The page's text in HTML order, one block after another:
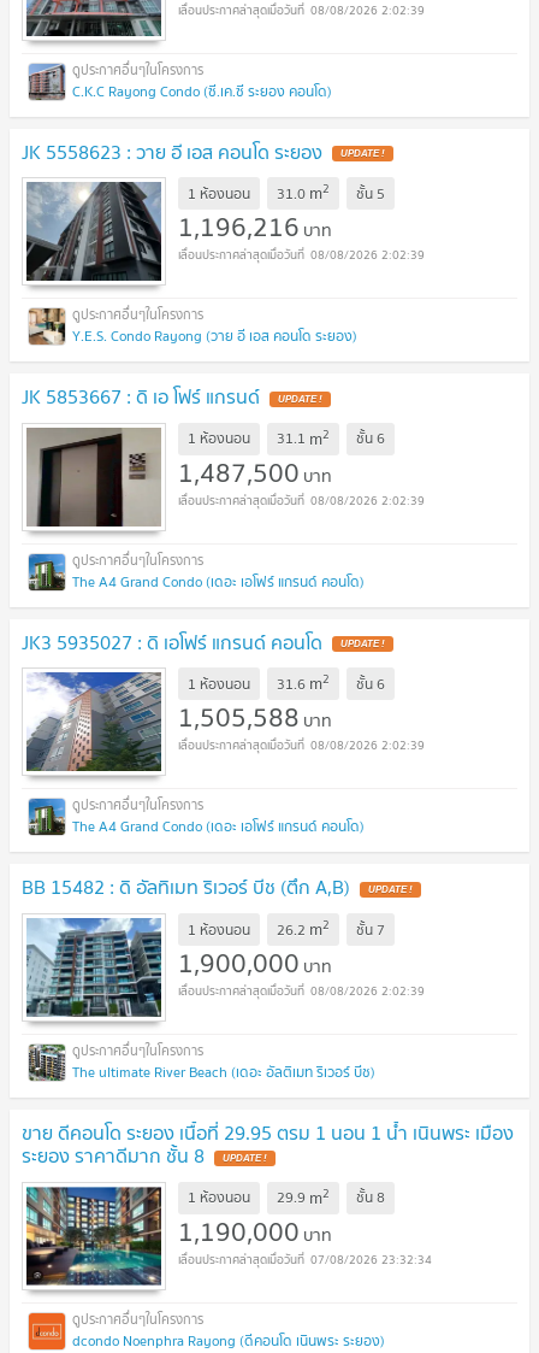
08/08/2026 2:02:39
C.K.C Rayong Condo (ซี.เค.ซี ระยอง คอนโด)
JK 5558623 : วาย อี เอส คอนโด ระยอง UPDATE !
1 ห้องนอน 31.0 m2 ชั้น 5
1,196,216 บาท
08/08/2026 2:02:39
Y.E.S. Condo Rayong (วาย อี เอส คอนโด ระยอง)
JK 5853667 : ดิ เอ โฟร์ แกรนด์ UPDATE !
1 ห้องนอน 31.1 m2 ชั้น6
1,487,500 บาท
08/08/2026 2:02:39
The A4 Grand Condo (เดอะ เอโฟร์ แกรนด์ คอนโด)
JK3 5935027 : ดิ เอโฟร์ แกรนด์ คอนโด UPDATE !
1 ห้องนอน 31.6 m2 ชั้น6
1,505,588 บาท
08/08/2026 2:02:39
The A4 Grand Condo (เดอะ เอโฟร์ แกรนด์ คอนโด)
BB 15482 : ดิ อัลทิเมท ริเวอร์ บีช (ตึก A,B) UPDATE !
1 ห้องนอน 26.2 m2 ชั้น 7
1,900,000 บาท
08/08/2026 2:02:39
The ultimate River Beach (เดอะ อัลติเมท ริเวอร์ บีช)
ขาย ดีคอนโด ระยอง เนื้อที่ 29.95 ตรม 1 นอน 1 น้ำ เนินพระ เมือง
ระยอง ราคาดีมาก ชั้น 8 UPDATE !
1 ห้องนอน 29.9 m2 ชั้น8
1,190,000 บาท
07/08/2026 23:32:34
dcondo Noenphra Rayong (ดีคอนโด เนินพระ ระยอง)